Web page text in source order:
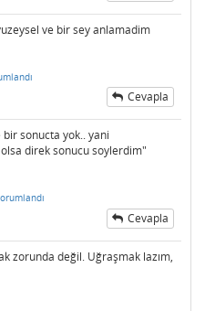
ve bir sey anlamadim
Cevapla
sonucta yok.. yani
direk sonucu soylerdim"
Cevapla
zorunda değil. Uğraşmak lazım,